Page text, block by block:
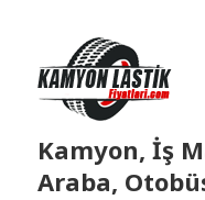
Kamyon, İş
Araba,